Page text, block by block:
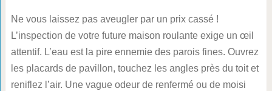
Ne vous laissez pas aveugler par un prix cassé !
L’inspection de votre future maison roulante exige un œil
attentif. L’eau est la pire ennemie des parois fines. Ouvrez
les placards de pavillon, touchez les angles près du toit et
reniflez l’air. Une vague odeur de renfermé ou de moisi